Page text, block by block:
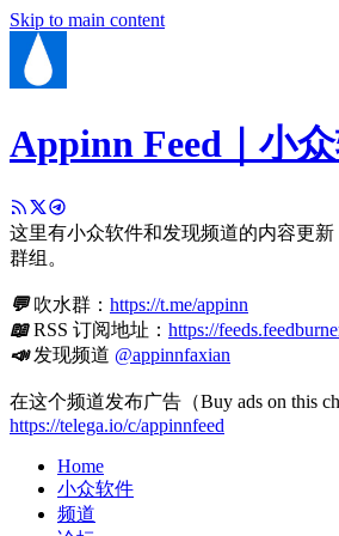
Skip to main content
Appinn Feed｜小
这里有小众软件和发现频道的内容更
群组。
💬吹水群： https://t.me/appinn
📖RSS 订阅地址： https://
📣发现频道 @appinnfaxian
在这个频道发布广告（Buy ads on this
https://telega.io/c/appinnfeed
Home
小众软件
频道